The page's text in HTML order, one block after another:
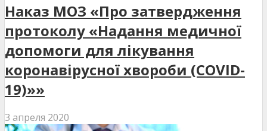
Наказ МОЗ «Про затвердження
протоколу «Надання медичної
допомоги для лікування
коронавірусної хвороби (COVID-
19)»»
3 апреля 2020